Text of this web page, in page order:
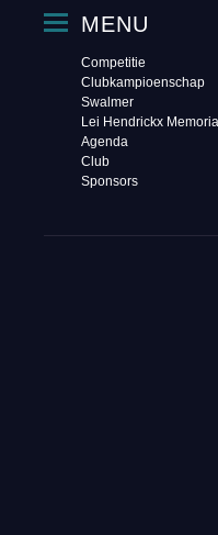
MENU
Competitie
Clubkampioenschap
Swalmer
Lei Hendrickx Memorial
Agenda
Club
Sponsors